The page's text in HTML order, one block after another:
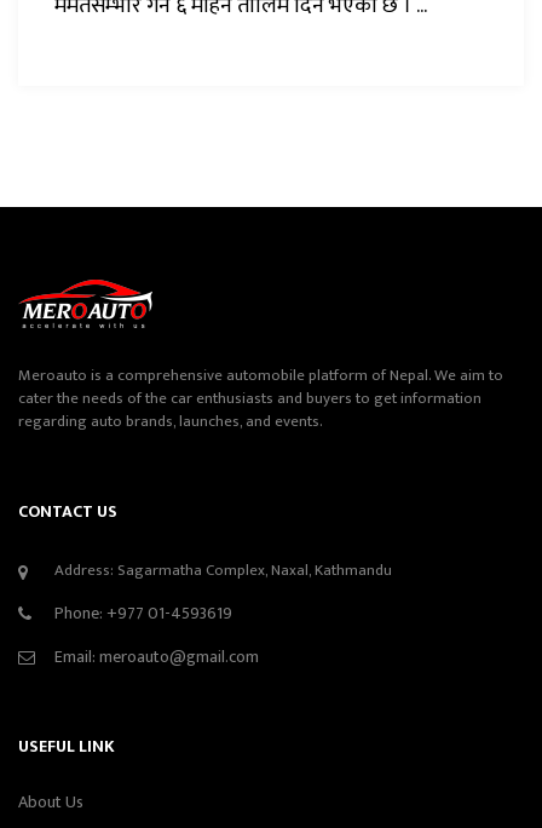
Meroauto is a comprehensive automobile platform of Nepal. We aim to
cater the needs of the car enthusiasts and buyers to get information
regarding auto brands, launches, and events.
CONTACT US
Address: Sagarmatha Complex, Naxal, Kathmandu
Phone: +977 01-4593619
Email:meroauto@gmail.com
USEFUL LINK
About Us